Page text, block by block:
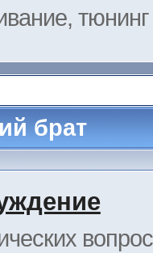
тюнинг
брат